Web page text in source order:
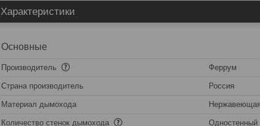
Характеристики
Основные
Производитель Феррум
Страна производитель Россия
Материал дымохода
Количество стенок дымохода Одностенный